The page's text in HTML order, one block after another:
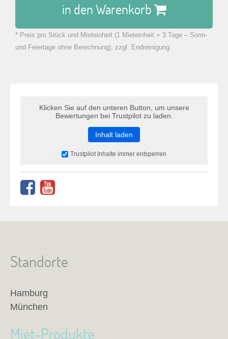
in den Warenkorb
zu Warenkorb hinzugefügt.
* Preis pro Stück und Mieteinheit (1 Mieteinheit = 3 Tage – Sonn-
und Feiertage ohne Berechnung), zzgl. Endreinigung
Klicken Sie auf den unteren Button, um unsere
Bewertungen bei Trustpilot zu laden.
Inhalt laden
Trustpilot Inhalte immer entsperren
Standorte
Hamburg
München
Miet-Produkte